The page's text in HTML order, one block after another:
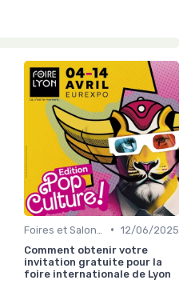
• 12/06/2025
Comment obtenir votre
invitation gratuite pour la
foire internationale de Lyon